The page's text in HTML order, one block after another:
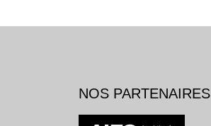
NOS PARTENAIRES